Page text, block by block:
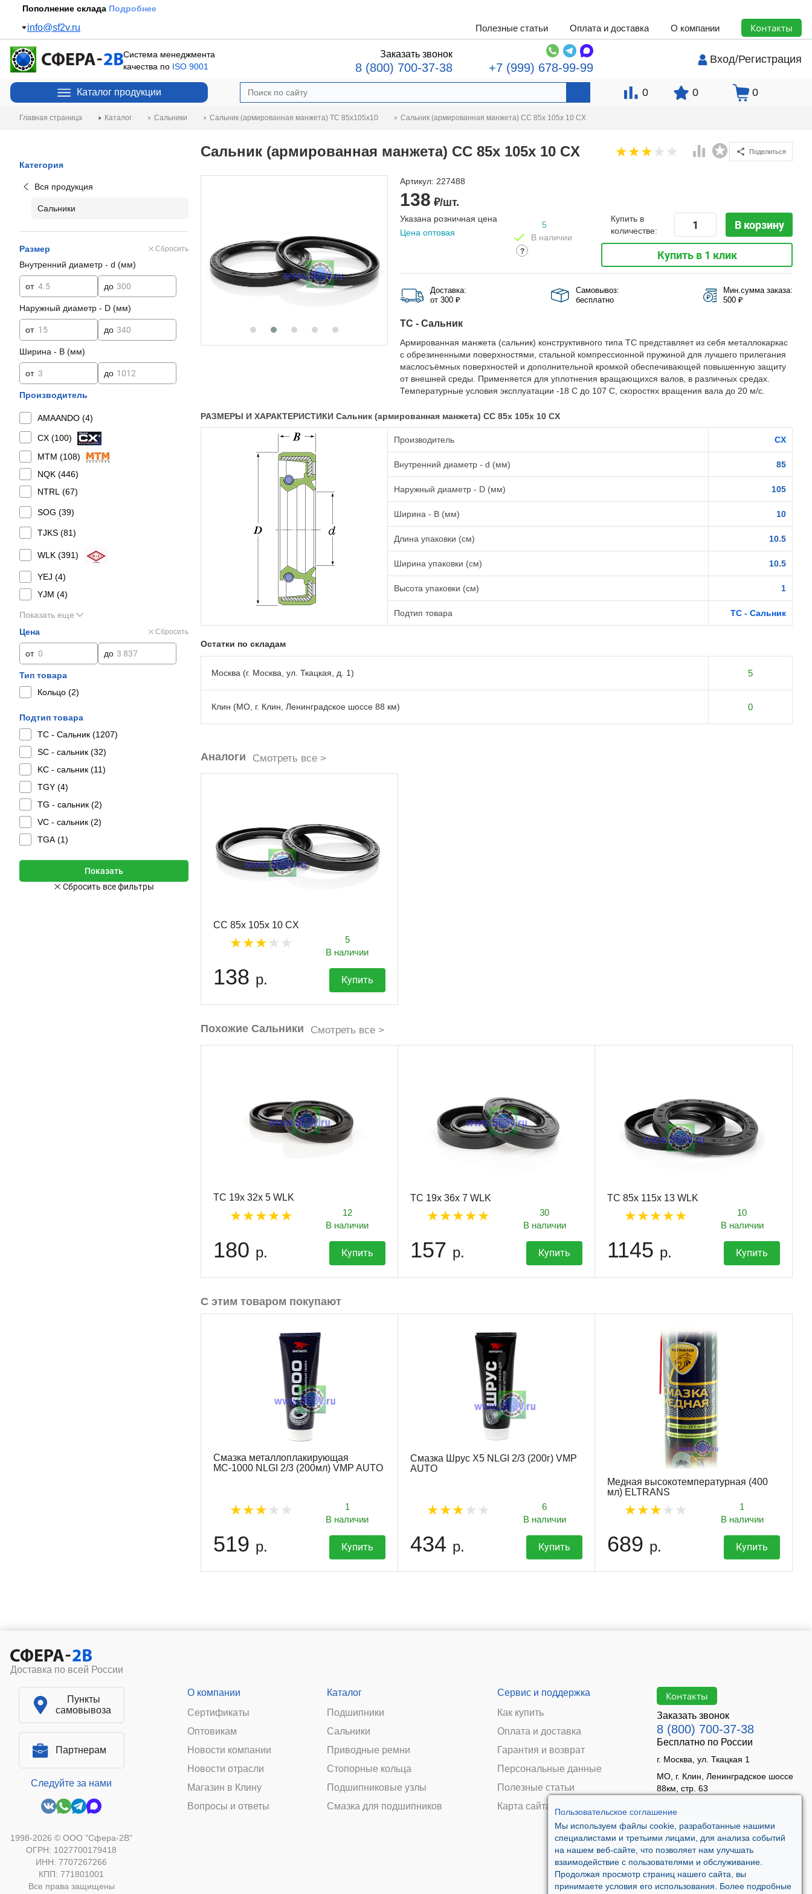
Пользовательское соглашение
Мы используем файлы cookie, разработанные нашими
специалистами и третьими лицами, для анализа событий
на нашем веб-сайте, что позволяет нам улучшать
взаимодействие с пользователями и обслуживание.
Продолжая просмотр страниц нашего сайта, вы
принимаете условия его использования. Более подробные
Пополнение склада Подробнее
info@sf2v.ru Полезные статьи Оплата и доставка О компании Контакты
Система менеджмента
качества по ISO 9001
Заказать звонок
8 (800) 700-37-38 +7 (999) 678-99-99
Вход/Регистрация
Каталог продукции 0 0 0
Главная страница Каталог Сальники Сальник (армированная манжета) TC 85x105x10 Сальник (армированная манжета) CC 85x 105x 10 CX
Категория
Вся продукция
Сальники
Размер Сбросить
Внутренний диаметр - d (мм)
от до
Наружный диаметр - D (мм)
от до
Ширина - B (мм)
от до
Производитель
AMAANDO (4)
CX (100)
MTM (108)
NQK (446)
NTRL (67)
SOG (39)
TJKS (81)
WLK (391)
YEJ (4)
YJM (4)
Показать еще
Цена
Сбросить
от до
Тип товара
Кольцо (2)
Подтип товара
TC - Сальник (1207)
SC - сальник (32)
KC - сальник (11)
TGY (4)
TG - сальник (2)
VC - сальник (2)
TGA (1)
Сальник (армированная манжета) CC 85x 105x 10 CX Поделиться
Артикул: 227488
138 ₽/шт.
Указана розничная цена
Цена оптовая
5
В наличии
?
Купить в
количестве:
В корзину
Купить в 1 клик
Доставка:
от 300 ₽
Самовывоз:
бесплатно
Мин.сумма заказа:
500 ₽
TC - Сальник
Армированная манжета (сальник) конструктивного типа TC представляет из себя металлокаркас
с обрезиненными поверхностями, стальной компрессионной пружиной для лучшего прилегания
маслосъёмных поверхностей и дополнительной кромкой обеспечивающей повышенную защиту
от внешней среды. Применяется для уплотнения вращающихся валов, в различных средах.
Температурные условия эксплуатации -18 С до 107 С, скоростях вращения вала до 20 м/с.
РАЗМЕРЫ И ХАРАКТЕРИСТИКИ Сальник (армированная манжета) CC 85x 105x 10 CX
Производитель CX
Внутренний диаметр - d (мм) 85
Наружный диаметр - D (мм) 105
Ширина - B (мм) 10
Длина упаковки (см) 10.5
Ширина упаковки (см) 10.5
Высота упаковки (см) 1
Подтип товара TC - Сальник
Остатки по складам
Москва (г. Москва, ул. Ткацкая, д. 1) 5
Клин (МО, г. Клин, Ленинградское шоссе 88 км) 0
Аналоги Смотреть все >
CC 85x 105x 10 CX
5
В наличии
138 р. Купить
Похожие Сальники Смотреть все >
TC 19x 32x 5 WLK
12
В наличии
180 р. Купить
TC 19x 36x 7 WLK
30
В наличии
157 р. Купить
TC 85x 115x 13 WLK
10
В наличии
1145 р. Купить
С этим товаром покупают
Смазка металлоплакирующая
МС-1000 NLGI 2/3 (200мл) VMP AUTO
1
В наличии
519 р. Купить
Смазка Шрус X5 NLGI 2/3 (200г) VMP
AUTO
6
В наличии
434 р. Купить
Медная высокотемпературная (400
мл) ELTRANS
1
В наличии
689 р. Купить
Доставка по всей России
Пункты
самовывоза
Партнерам
Следуйте за нами
1998-2026 © ООО "Сфера-2В"
ОГРН: 1027700179418
ИНН: 7707267266
КПП: 771801001
Все права защищены
О компании
Сертификаты
Оптовикам
Новости компании
Новости отрасли
Магазин в Клину
Вопросы и ответы
Каталог
Подшипники
Сальники
Приводные ремни
Стопорные кольца
Подшипниковые узлы
Смазка для подшипников
Сервис и поддержка
Как купить
Оплата и доставка
Гарантия и возврат
Персональные данные
Полезные статьи
Карта сайта
Контакты
Заказать звонок
8 (800) 700-37-38
Бесплатно по России
г. Москва, ул. Ткацкая 1
МО, г. Клин, Ленинградское шоссе
88км, стр. 63
Сб 10:00 - 14:00
Вс - выходной